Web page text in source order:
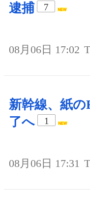
逮捕
7
08月06日 17:02
新幹線、紙
了へ
1
08月06日 17:31